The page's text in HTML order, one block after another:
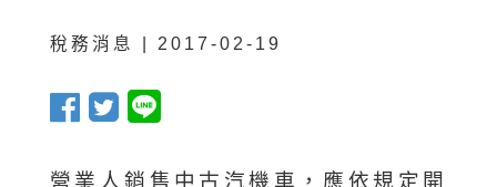
稅務消息 | 2017-02-19
營業人銷售中古汽機車，應依規定開